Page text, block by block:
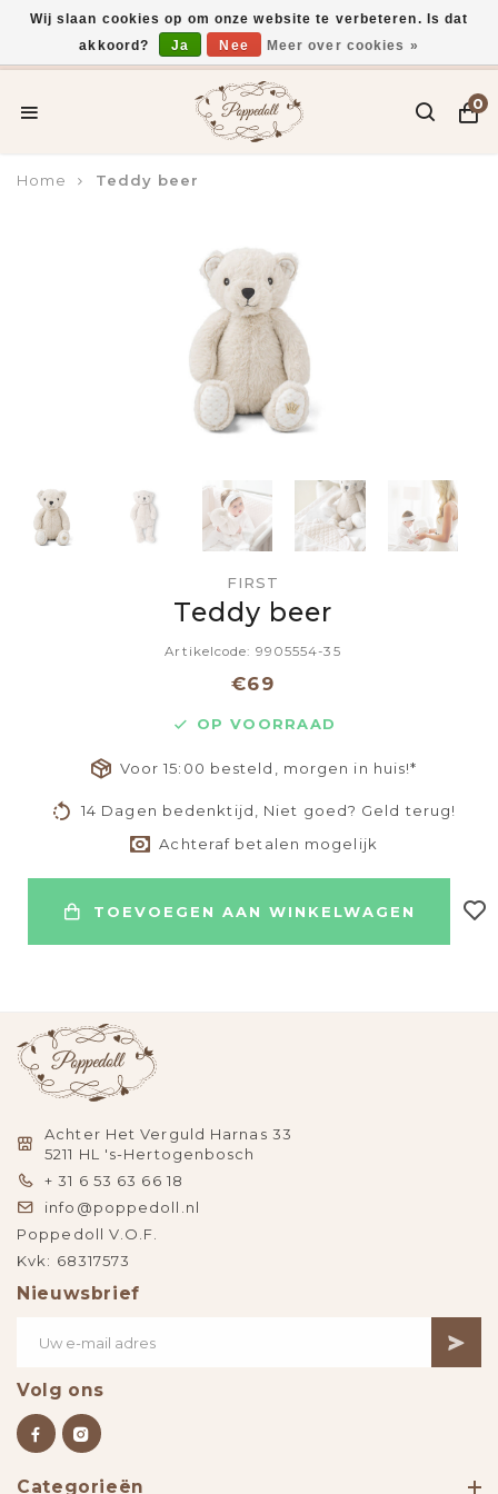
Voor 15:00 uur besteld, vandaag verzonden*
0
Home Teddy beer
FIRST
Teddy beer
Artikelcode: 9905554-35
€69
OP VOORRAAD
Voor 15:00 besteld, morgen in huis!*
14 Dagen bedenktijd, Niet goed? Geld terug!
Achteraf betalen mogelijk
TOEVOEGEN AAN WINKELWAGEN
Achter Het Verguld Harnas 33
5211 HL 's-Hertogenbosch
+ 31 6 53 63 66 18
info@poppedoll.nl
Poppedoll V.O.F.
Kvk: 68317573
Nieuwsbrief
Volg ons
Categorieën
Wij slaan cookies op om onze website te verbeteren. Is dat
akkoord?
Ja Nee Meer over cookies »